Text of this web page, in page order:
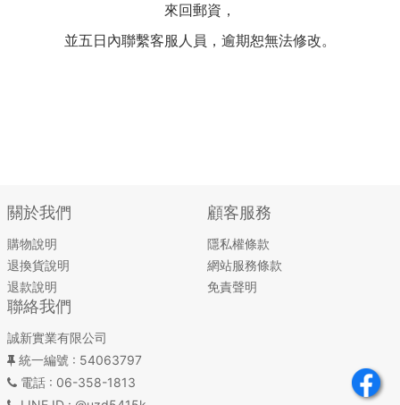
來回郵資，
並五日內聯繫客服人員，逾期恕無法修改。
關於我們
購物說明
退換貨說明
退款說明
顧客服務
隱私權條款
網站服務條款
免責聲明
聯絡我們
誠新實業有限公司
統一編號 : 54063797
電話: 06-358-1813